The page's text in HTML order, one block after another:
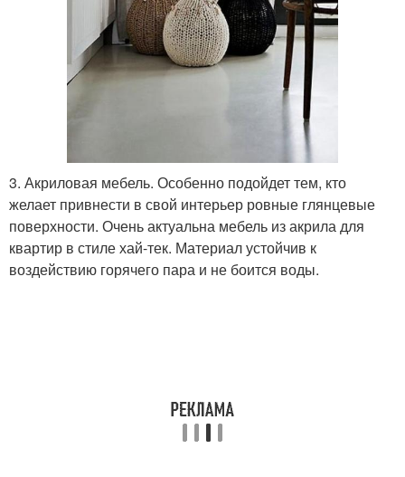
3. Акриловая мебель. Особенно подойдет тем, кто
желает привнести в свой интерьер ровные глянцевые
поверхности. Очень актуальна мебель из акрила для
квартир в стиле хай-тек. Материал устойчив к
воздействию горячего пара и не боится воды.